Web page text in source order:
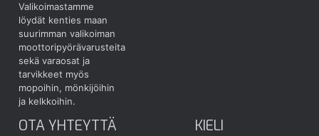
Valikoimastamme
löydät kenties maan
suurimman valikoiman
moottoripyörävarusteita
sekä varaosat ja
tarvikkeet myös
mopoihin, mönkijöihin
ja kelkkoihin.
OTA YHTEYTTÄ KIELI